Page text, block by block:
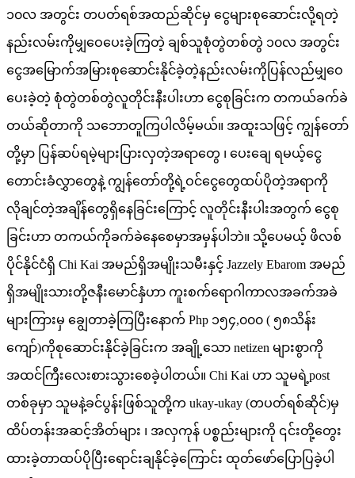
၁၀လ အတွင်း တပတ်ရစ်အထည်ဆိုင်မှ ငွေများစုဆောင်းလို့ရတဲ့
နည်းလမ်းကိုမျှဝေပေးခဲ့ကြတဲ့ ချစ်သူစုံတွဲတစ်တွဲ ၁၀လ အတွင်း
ငွေအမြောက်အမြားစုဆောင်းနိုင်ခဲ့တဲ့နည်းလမ်းကိုပြန်လည်မျှဝေ
ပေးခဲ့တဲ့ စုံတွဲတစ်တွဲလူတိုင်းနီးပါးဟာ ငွေစုခြင်းက တကယ်ခက်ခဲ
တယ်ဆိုတာကို သဘောတူကြပါလိမ့်မယ်။ အထူးသဖြင့် ကျွန်တော်
တို့မှာ ပြန်ဆပ်ရမဲ့များပြားလှတဲ့အရာတွေ ၊ ပေးချေ ရမယ့်ငွေ
တောင်းခံလွှာတွေနဲ့ ကျွန်တော်တို့ရဲ့ဝင်ငွေတွေထပ်ပိုတဲ့အရာကို
လိုချင်တဲ့အချိန်တွေရှိနေခြင်းကြောင့် လူတိုင်းနီးပါးအတွက် ငွေစု
ခြင်းဟာ တကယ်ကိုခက်ခဲနေစေမှာအမှန်ပါဘဲ။ သို့ပေမယ့် ဖိလစ်
ပိုင်နိုင်ငံရှိ Chi Kai အမည်ရှိအမျိုးသမီးနှင့် Jazzely Ebarom အမည်
ရှိအမျိုးသားတို့ဇနီးမောင်နှံဟာ ကူးစက်ရောဂါကာလအခက်အခဲ
များကြားမှ ချွေတာခဲ့ကြပြီးနောက် Php ၁၅၄,၀၀၀ ( ၅၈သိန်း
ကျော်)ကိုစုဆောင်းနိုင်ခဲ့ခြင်းက အချို့သော netizen များစွာကို
အထင်ကြီးလေးစားသွားစေခဲ့ပါတယ်။ Chi Kai ဟာ သူမရဲ့post
တစ်ခုမှာ သူမနဲ့ခင်ပွန်းဖြစ်သူတို့က ukay-ukay (တပတ်ရစ်ဆိုင်)မှ
ထိပ်တန်းအဆင့်အိတ်များ ၊ အလှကုန် ပစ္စည်းများကို ၎င်းတို့တွေး
ထားခဲ့တာထပ်ပိုပြီးရောင်းချနိုင်ခဲ့ကြောင်း ထုတ်ဖော်ပြောပြခဲ့ပါ